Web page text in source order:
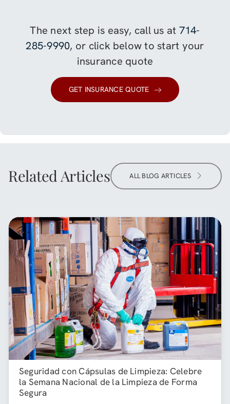
The next step is easy, call us at 714-
285-9990, or click below to start your
insurance quote
GET INSURANCE QUOTE
Related Articles ALL BLOG ARTICLES
Seguridad con Cápsulas de Limpieza: Celebre
la Semana Nacional de la Limpieza de Forma
Segura